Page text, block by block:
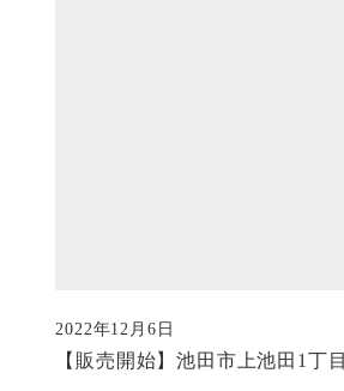
【販売開始】池田市上池田1丁目
投稿日
2022年12月6日